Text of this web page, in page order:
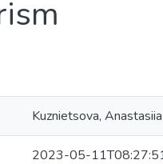
Kuznietsova, Anastasiia
2023-05-